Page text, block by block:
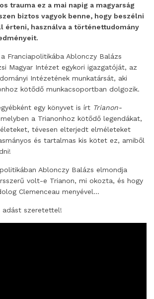
trauma ez a mai napig a magyarság
biztos vagyok benne, hogy beszélni
érteni, használva a történettudomány
Franciapolitikába Ablonczy Balázs
Magyar Intézet egykori igazgatóját, az
Intézetének munkatársát, aki
kötődő munkacsoportban dolgozik.
egy könyvet is írt Trianon-
a Trianonhoz kötődő legendákat,
tévesen elterjedt elméleteket
és tartalmas kis kötet ez, amiből
Ablonczy Balázs elmondja
volt-e Trianon, mi okozta, és hogy
Clemenceau menyével…
adást szeretettel!